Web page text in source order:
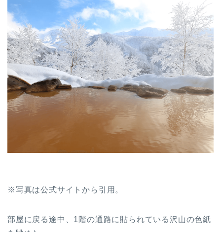
※写真は公式サイトから引用。
部屋に戻る途中、1階の通路に貼られている沢山の色紙